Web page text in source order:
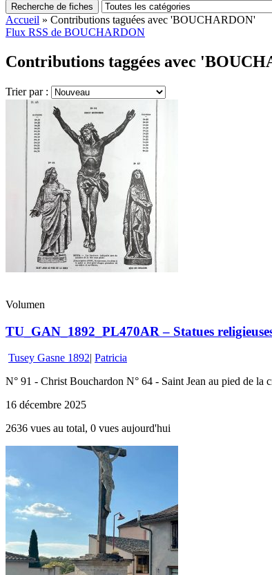
Recherche de fiches
Accueil » Contributions taguées avec 'BOUCHARDON'
Flux RSS de BOUCHARDON
Contributions taggées avec
Trier par :
Volumen
TU_GAN_1892_PL470AR – Statues
Tusey Gasne 1892| Patricia
N° 91 - Christ Bouchardon N° 64 - Saint Jean au pied de la
16 décembre 2025
2636 vues au total, 0 vues aujourd'hui